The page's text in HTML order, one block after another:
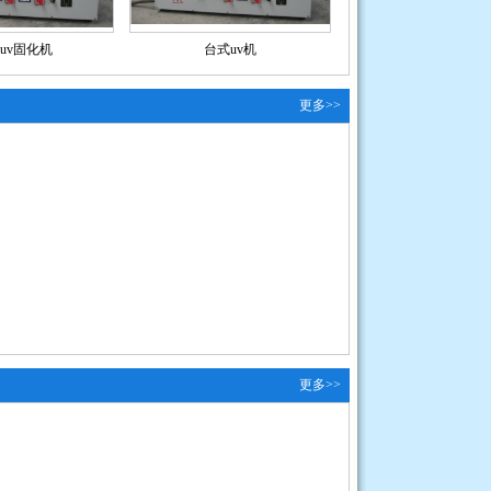
固化机 台式uv机
更多>>
更多>>